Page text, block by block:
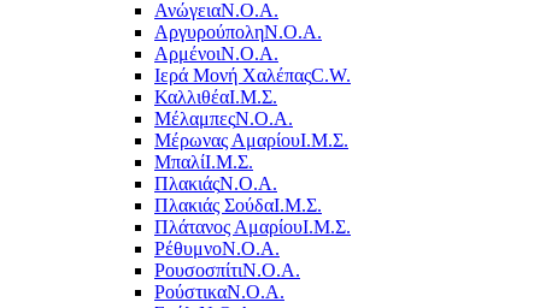
ΑνώγειαΝ.Ο.Α.
ΑργυρούποληΝ.Ο.Α.
ΑρμένοιΝ.Ο.Α.
Ιερά Μονή ΧαλέπαςC.W.
ΚαλλιθέαΙ.Μ.Σ.
ΜέλαμπεςΝ.Ο.Α.
Μέρωνας ΑμαρίουΙ.Μ.Σ.
ΜπαλίΙ.Μ.Σ.
ΠλακιάςΝ.Ο.Α.
Πλακιάς ΣούδαΙ.Μ.Σ.
Πλάτανος ΑμαρίουΙ.Μ.Σ.
ΡέθυμνοΝ.Ο.Α.
ΡουσοσπίτιΝ.Ο.Α.
ΡούστικαΝ.Ο.Α.